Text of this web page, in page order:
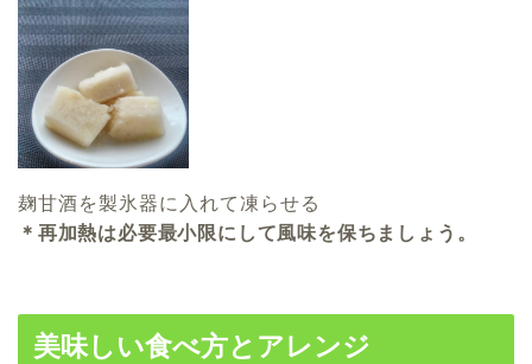
麹甘酒を製氷器に入れて凍らせる
＊再加熱は必要最小限にして風味を保ちましょう。
美味しい食べ方とアレンジ